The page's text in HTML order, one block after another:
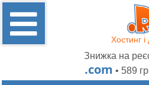
Хостинг
Знижка на
.com • 589